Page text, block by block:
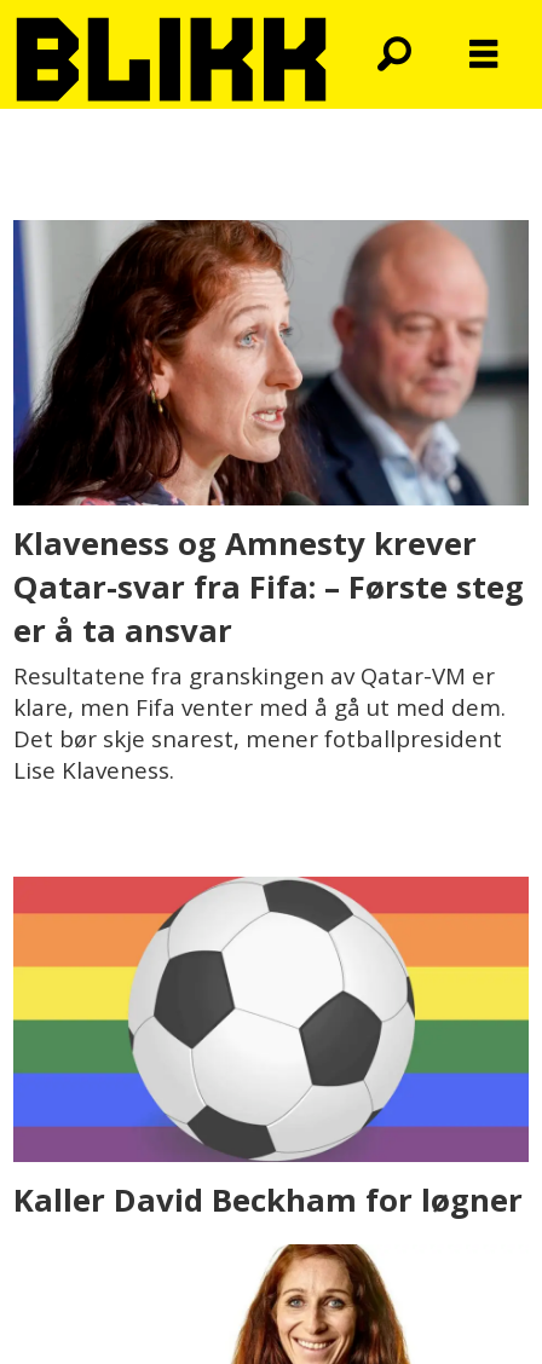
qatar
Klaveness og Amnesty krever
Qatar-svar fra Fifa: – Første steg
er å ta ansvar
Resultatene fra granskingen av Qatar-VM er
klare, men Fifa venter med å gå ut med dem.
Det bør skje snarest, mener fotballpresident
Lise Klaveness.
Kaller David Beckham for løgner